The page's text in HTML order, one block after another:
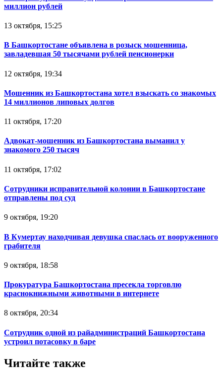
миллион рублей
13 октября, 15:25
В Башкортостане объявлена в розыск мошенница,
завладевшая 50 тысячами рублей пенсионерки
12 октября, 19:34
Мошенник из Башкортостана хотел взыскать со знакомых
14 миллионов липовых долгов
11 октября, 17:20
Адвокат-мошенник из Башкортостана выманил у
знакомого 250 тысяч
11 октября, 17:02
Сотрудники исправительной колонии в Башкортостане
отправлены под суд
9 октября, 19:20
В Кумертау находчивая девушка спаслась от вооруженного
грабителя
9 октября, 18:58
Прокуратура Башкортостана пресекла торговлю
краснокнижными животными в интернете
8 октября, 20:34
Сотрудник одной из райадминистраций Башкортостана
устроил потасовку в баре
Читайте также